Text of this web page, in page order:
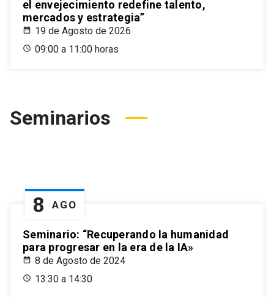
el envejecimiento redefine talento,
mercados y estrategia”
19 de Agosto de 2026
09:00 a 11:00 horas
Seminarios
8 AGO
Seminario: “Recuperando la humanidad
para progresar en la era de la IA»
8 de Agosto de 2024
13:30 a 14:30